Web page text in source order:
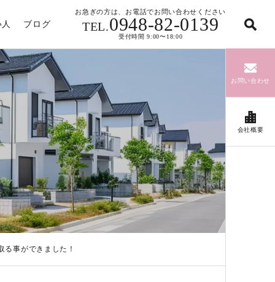
ブログ
お急ぎの方は、お電話でお問い合わせください
TEL.0948-82-0139
受付時間 9:00〜18:00
お問い合わせ
会社概要
事ができました！